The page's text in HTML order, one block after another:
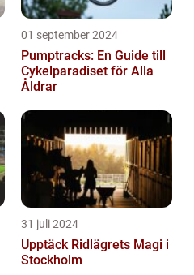
01 september 2024
Pumptracks: En Guide till
Cykelparadiset för Alla
Åldrar
31 juli 2024
Upptäck Ridlägrets Magi i
Stockholm